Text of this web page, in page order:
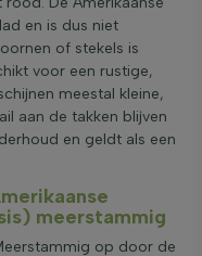
en is dus niet
of stekels is
voor een rustige,
meestal kleine,
aan de takken blijven
en geldt als een
meerstammig
op door de